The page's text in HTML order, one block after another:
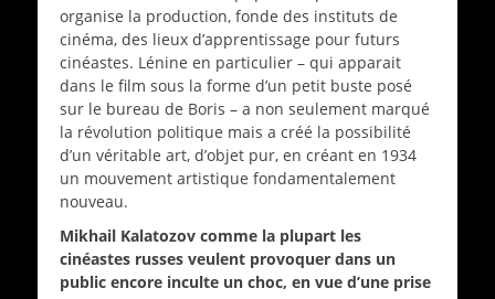
organise la production, fonde des instituts de
cinéma, des lieux d’apprentissage pour futurs
cinéastes. Lénine en particulier – qui apparait
dans le film sous la forme d’un petit buste posé
sur le bureau de Boris – a non seulement marqué
la révolution politique mais a créé la possibilité
d’un véritable art, d’objet pur, en créant en 1934
un mouvement artistique fondamentalement
nouveau.
Mikhail Kalatozov comme la plupart les
cinéastes russes veulent provoquer dans un
public encore inculte un choc, en vue d’une prise